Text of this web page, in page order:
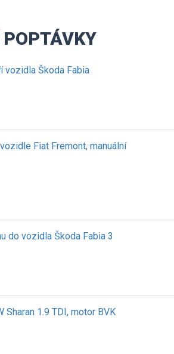
POPTÁVKY
vozidla Škoda Fabia
Fiat Fremont, manuální
do vozidla Škoda Fabia 3
Sharan 1.9 TDI, motor BVK